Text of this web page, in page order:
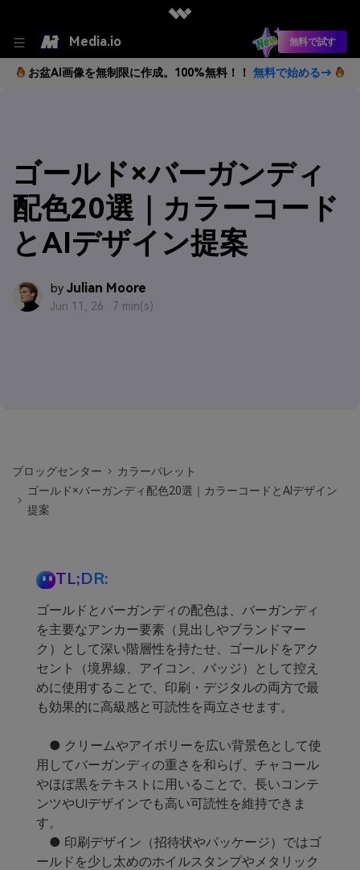
Media.io 無料で試す
お盆AI画像を無制限に作成。100%無料！！ 無料で始める→
ゴールド×バーガンディ
配色20選｜カラーコード
とAIデザイン提案
by Julian Moore
Jun 11, 26 · 7 min(s)
ブロッグセンター
カラーパレット
ゴールド×バーガンディ配色20選｜カラーコードとAIデザイン
提案
TL;DR:
ゴールドとバーガンディの配色は、バーガンディ
を主要なアンカー要素（見出しやブランドマー
ク）として深い階層性を持たせ、ゴールドをアク
セント（境界線、アイコン、バッジ）として控え
めに使用することで、印刷・デジタルの両方で最
も効果的に高級感と可読性を両立させます。
● クリームやアイボリーを広い背景色として使
用してバーガンディの重さを和らげ、チャコール
やほぼ黒をテキストに用いることで、長いコンテ
ンツやUIデザインでも高い可読性を維持できま
す。
● 印刷デザイン（招待状やパッケージ）ではゴ
ールドを少し太めのホイルスタンプやメタリック